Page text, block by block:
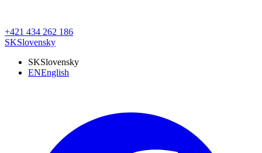
+421 434 262 186
SKSlovensky
SKSlovensky
ENEnglish